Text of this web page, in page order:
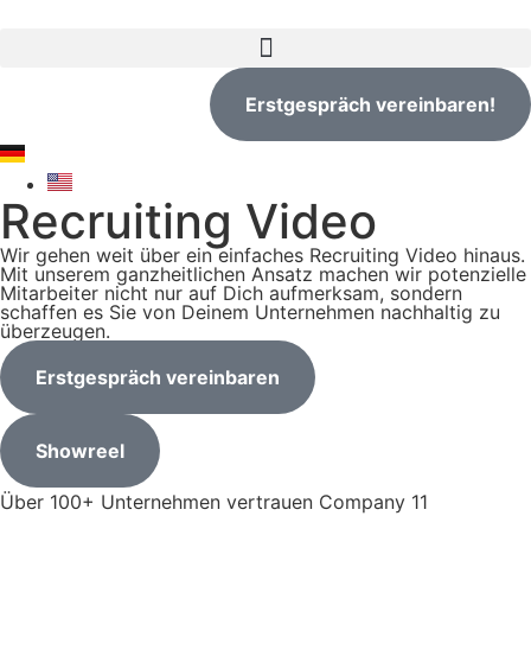
Erstgespräch vereinbaren!
Recruiting Video
Wir gehen weit über ein einfaches Recruiting Video hinaus.
Mit unserem ganzheitlichen Ansatz machen wir potenzielle
Mitarbeiter nicht nur auf Dich aufmerksam, sondern
schaffen es Sie von Deinem Unternehmen nachhaltig zu
überzeugen.
Erstgespräch vereinbaren
Showreel
Über 100+ Unternehmen vertrauen Company 11